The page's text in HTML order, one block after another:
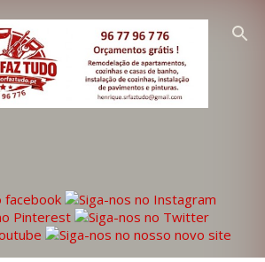
para o conteúdo principal